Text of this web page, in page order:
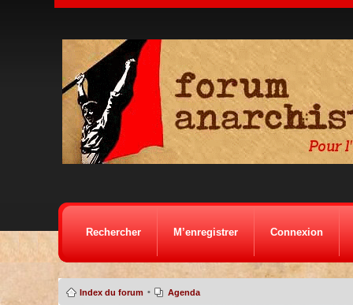
Rechercher M’enregistrer Connexion
Index du forum • Agenda